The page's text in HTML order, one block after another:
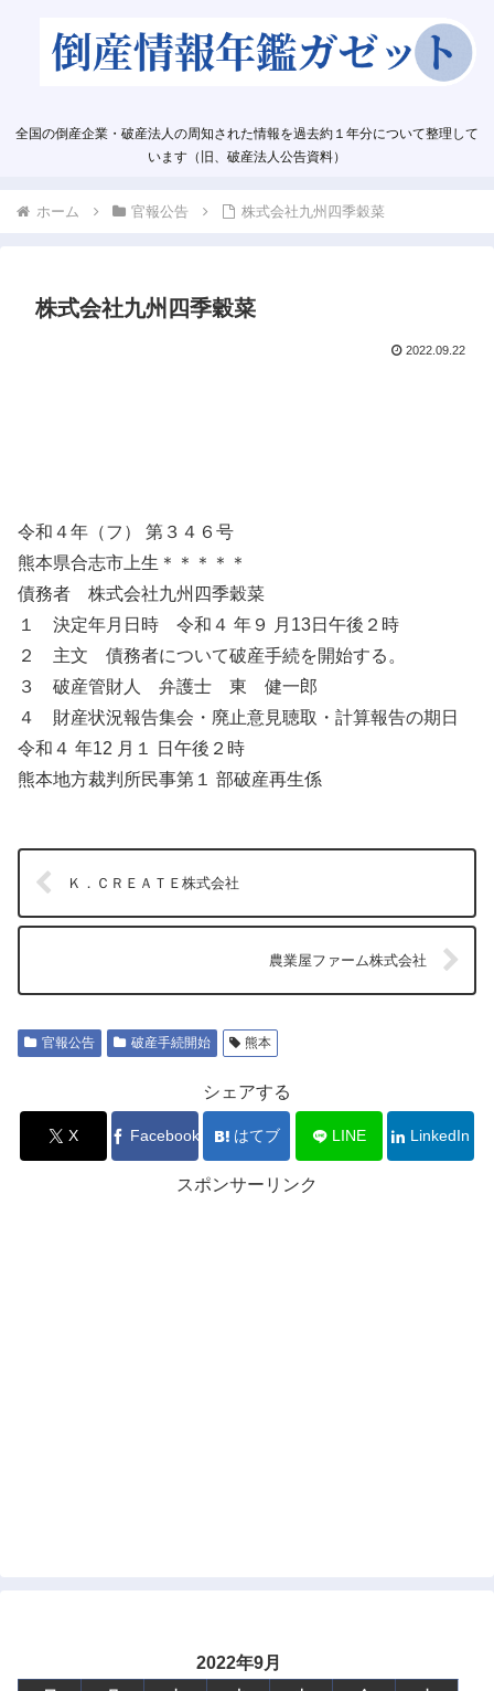
全国の倒産企業・破産法人の周知された情報を過去約１年分について整理して
います（旧、破産法人公告資料）
ホーム 官報公告 株式会社九州四季穀菜
株式会社九州四季穀菜
2022.09.22
令和４年（フ） 第３４６号
熊本県合志市上生＊＊＊＊＊
債務者 株式会社九州四季穀菜
１ 決定年月日時 令和４ 年９ 月13日午後２時
２ 主文 債務者について破産手続を開始する。
３ 破産管財人 弁護士 東 健一郎
４ 財産状況報告集会・廃止意見聴取・計算報告の期日
令和４ 年12 月１ 日午後２時
熊本地方裁判所民事第１ 部破産再生係
Ｋ．ＣＲＥＡＴＥ株式会社
農業屋ファーム株式会社
官報公告 破産手続開始 熊本
シェアする
X Facebook はてブ LINE LinkedIn
スポンサーリンク
2022年9月